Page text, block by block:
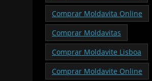
Comprar Moldavita Online
Comprar Moldavitas
Comprar Moldavite Lisboa
Comprar Moldavite Online